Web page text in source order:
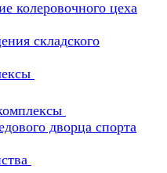
колеровочного цеха
складского
дворца спорта